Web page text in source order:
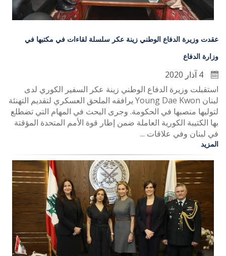
عقدت وزيرة الدفاع الوطني زينة عكر سلسلة لقاءات في مكتبها في
وزارة الدفاع
استقبلت وزيرة الدفاع الوطني زينة عكر السفير الكوري لدى
لبنان Young Dae Kwon يرافقه الملحق العسكري لتقديم التهنئة
لتوليها منصبها في الحكومة. وجرى البحث في المهام التي تضطلع
بها الكتيبة الكورية العاملة ضمن إطار قوة الأمم المتحدة المؤقتة
في لبنان وفي علاقات ...
المزيد